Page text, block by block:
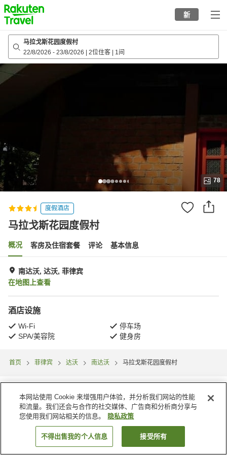
to
top
page
新
马拉戈斯花园度假村
22/8/2026 - 23/8/2026 2位住客 1间
78
度假酒店
马拉戈斯花园度假村
概况 客房及住宿套餐 评论 基本信息
南达沃, 达沃, 菲律宾
在地图上查看
酒店设施
Wi-Fi
停车场
SPA/美容院
健身房
首页 菲律宾 达沃 南达沃 马拉戈斯花园度假村
搜索客房
本网站使用 Cookie 来增强用户体验，并分析我们网站的性能
和流量。我们还会与合作的社交媒体、广告商和分析商分享与
您使用我们网站相关的信息。
隐私政策
不得出售我的个人信息 接受所有